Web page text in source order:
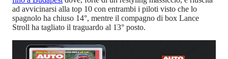
ad avvicinarsi alla top 10 con entrambi i piloti visto che lo
spagnolo ha chiuso 14°, mentre il compagno di box Lance
Stroll ha tagliato il traguardo al 13° posto.